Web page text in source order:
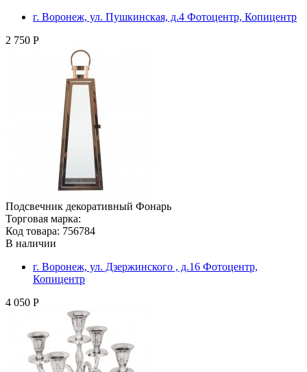
г. Воронеж, ул. Пушкинская, д.4 Фотоцентр, Копицентр
2 750 Р
Подсвечник декоративный Фонарь
Торговая марка:
Код товара: 756784
В наличии
г. Воронеж, ул. Дзержинского , д.16 Фотоцентр,
Копицентр
4 050 Р